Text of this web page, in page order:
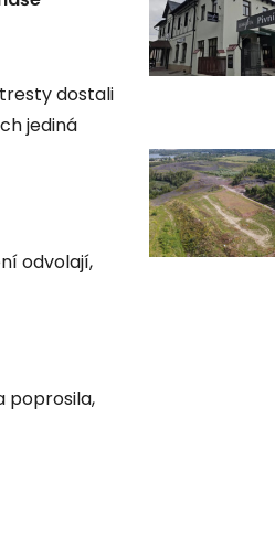
dostali
jediná
odvolají,
poprosila,